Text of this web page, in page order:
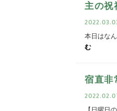
主の祝
本日はな
む
宿直非